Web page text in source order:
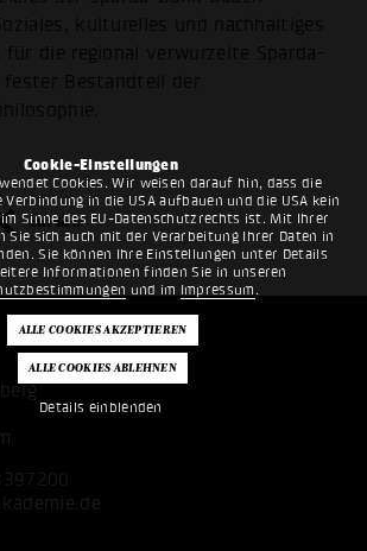
Cookie-Einstellungen
Cookies. Wir weisen darauf hin, dass die
Verbindung in die USA aufbauen und die USA kein
Sinne des EU-Datenschutzrechts ist. Mit Ihrer
Sie sich auch mit der Verarbeitung Ihrer Daten in
Sie können Ihre Einstellungen unter Details
Informationen finden Sie in unseren
und im Impressum .
Details einblenden
kulturelles und nachhaltiges
für die regional verwurzelte Sparda-
fester Bestandteil der
zurück